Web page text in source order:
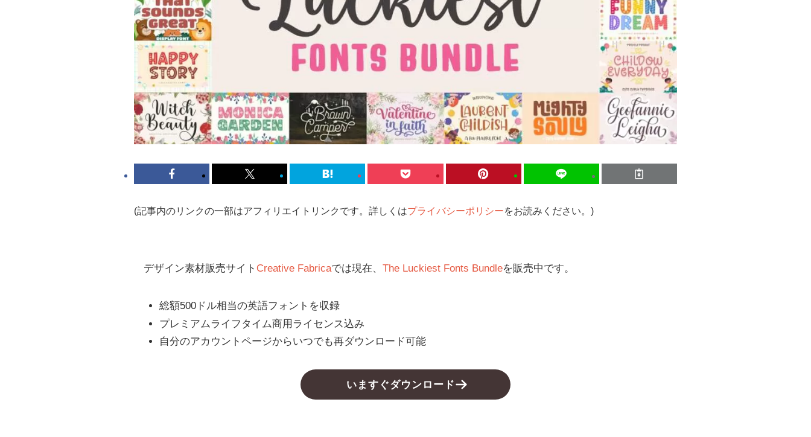
(記事内のリンクの一部はアフィリエイトリンクです。詳しくはプライバシーポリシーをお読みください。)
デザイン素材販売サイト Creative Fabricaでは現在、 The Luckiest Fonts Bundleを販売中です。
総額500ドル相当の英語フォントを収録
プレミアムライフタイム商用ライセンス込み
自分のアカウントページからいつでも再ダウンロード可能
いますぐダウンロード